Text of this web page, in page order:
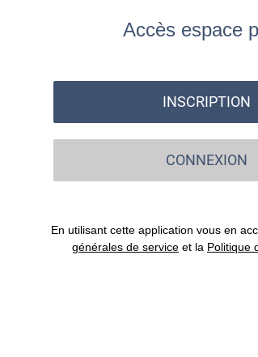
Accès espace
INSCRIPTION
CONNEXION
En utilisant cette application vous en
générales de service et la Politique